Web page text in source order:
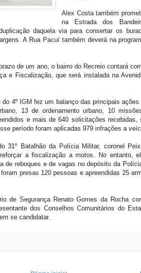
Alex Costa também
na Estrada dos
daquela via para consertar os
A Rua Pacuí também deverá na
de um ano, o bairro do Recreio contará
e Fiscalização, que será instalada na
4º IGM fez um balanço das principais ações
13 de ordenamento urbano, 10
e mais de 640 solicitações recebidas,
período foram aplicadas 979 infrações a
31º Batalhão da Polícia Militar, coronel
a fiscalização a motos. No entanto,
de reboques e de vagas no depósito da
presas 120 pessoas e apreendidas 25
de Segurança Renato Gomes da Rocha
dos Conselhos Comunitários do
se candidatar.